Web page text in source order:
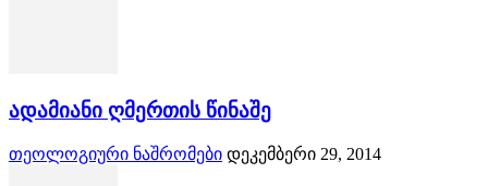
ადამიანი ღმერთის წინაშე
თეოლოგიური ნაშრომები დეკემბერი 29, 2014